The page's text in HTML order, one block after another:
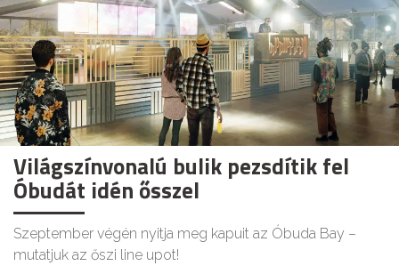
Világszínvonalú bulik pezsdítik fel
Óbudát idén ősszel
Szeptember végén nyitja meg kapuit az Óbuda Bay –
mutatjuk az őszi line upot!